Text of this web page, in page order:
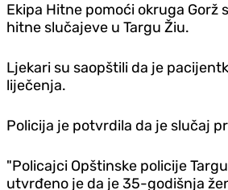
Ekipa Hitne pomoći okruga
hitne slučajeve u Targu Žiu.
Ljekari su saopštili da je
liječenja.
Policija je potvrdila da je slučaj
"Policajci Opštinske policije
utvrđeno je da je 35-godišnja